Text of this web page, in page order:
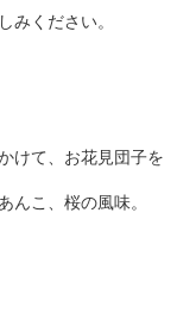
みください。
けて、お花見団子を
んこ、桜の風味。